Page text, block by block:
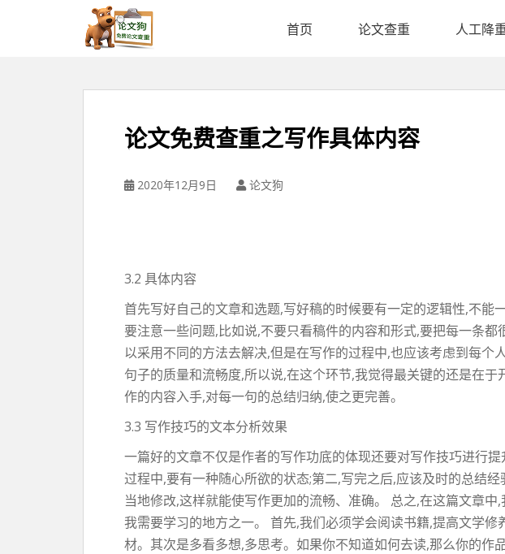
首页 论文查重 人工降
论文免费查重之写作具体内容
2020年12月9日 论文狗
3.2 具体内容
首先写好自己的文章和选题,写好稿的时候要有一定的逻辑性,不
要注意一些问题,比如说,不要只看稿件的内容和形式,要把每一条
以采用不同的方法去解决,但是在写作的过程中,也应该考虑到每
句子的质量和流畅度,所以说,在这个环节,我觉得最关键的还是在
作的内容入手,对每一句的总结归纳,使之更完善。
3.3 写作技巧的文本分析效果
一篇好的文章不仅是作者的写作功底的体现还要对写作技巧进行
过程中,要有一种随心所欲的状态;第二,写完之后,应该及时的总结
当地修改,这样就能使写作更加的流畅、准确。 总之,在这篇文章
我需要学习的地方之一。 首先,我们必须学会阅读书籍,提高文学
材。其次是多看多想,多思考。如果你不知道如何去读,那么你的作